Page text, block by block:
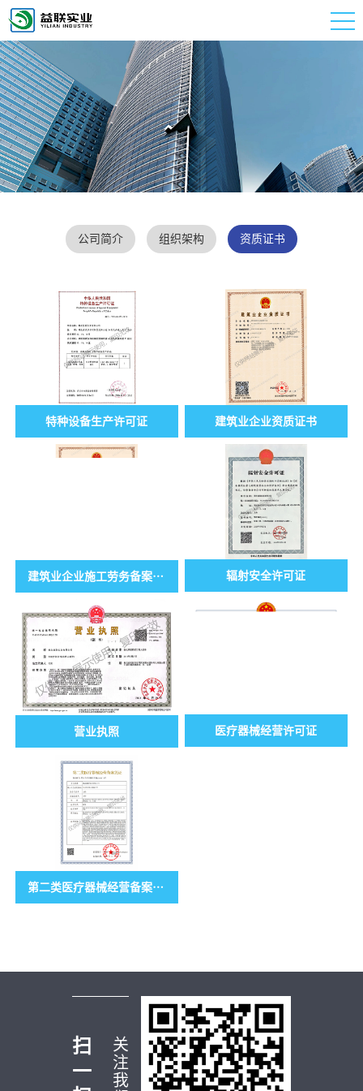
公司简介 组织架构 资质证书
特种设备生产许可证 建筑业企业资质证书
建筑业企业施工劳务备案证书 辐射安全许可证
营业执照 医疗器械经营许可证
第二类医疗器械经营备案凭证
扫
一
关
注
我